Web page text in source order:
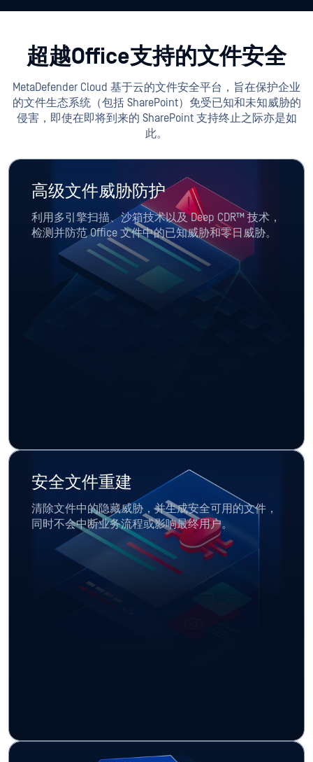
超越Office支持的文件安全
MetaDefender Cloud 基于云的文件安全平台，旨在保护企业
的文件生态系统（包括 SharePoint）免受已知和未知威胁的
侵害，即使在即将到来的 SharePoint 支持终止之际亦是如
此。
高级文件威胁防护
利用多引擎扫描、沙箱技术以及 Deep CDR™ 技术，
检测并防范 Office 文件中的已知威胁和零日威胁。
安全文件重建
清除文件中的隐藏威胁，并生成安全可用的文件，
同时不会中断业务流程或影响最终用户。